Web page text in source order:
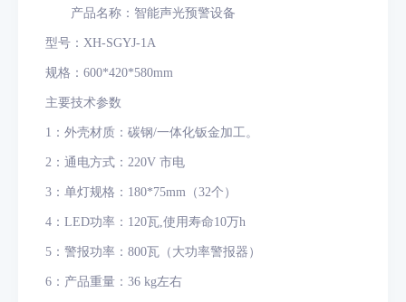
产品名称：智能声光预警设备
型号： XH-SGYJ-1A
规格： 600*420*580mm
主要技术参数
1 ：外壳材质：碳钢/一体化钣金加工。
2 ：通电方式： 220V 市电
3 ：单灯规格： 180*75mm （32个）
4 ： LED功率： 120瓦,使用寿命10万h
5 ：警报功率： 800瓦（大功率警报器）
6 ：产品重量： 36 kg左右